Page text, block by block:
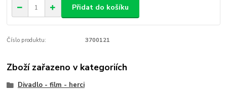
Přidat do košíku
Číslo produktu: 3700121
Zboží zařazeno v kategoriích
Divadlo - film - herci